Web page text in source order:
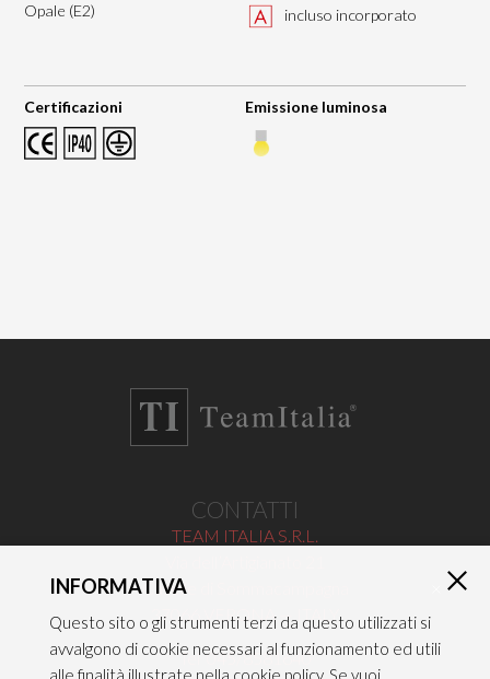
Opale (E2)
incluso incorporato
Certificazioni Emissione luminosa
CONTATTI
TEAM ITALIA S.R.L.
Caselle di Sommacampagna
37066 VERONA — ITALY
Tel 045/8581640
INFORMATIVA
Questo sito o gli strumenti terzi da questo utilizzati si
avvalgono di cookie necessari al funzionamento ed utili
alle finalità illustrate nella cookie policy. Se vuoi